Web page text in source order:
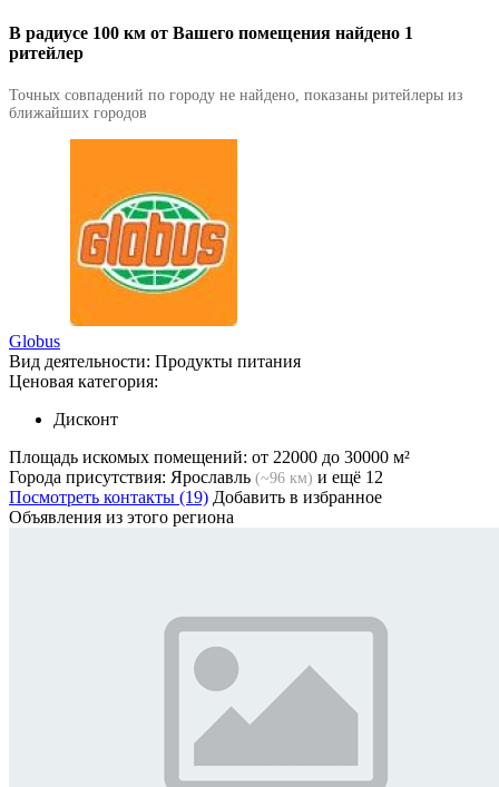
В радиусе 100 км от Вашего помещения найдено 1
ритейлер
Точных совпадений по городу не найдено, показаны ритейлеры из
ближайших городов
Globus
Вид деятельности: Продукты питания
Ценовая категория:
Дисконт
Площадь искомых помещений: от 22000 до 30000 м²
Города присутствия: Ярославль (~96 км) и ещё 12
Посмотреть контакты (19) Добавить в избранное
Объявления из этого региона